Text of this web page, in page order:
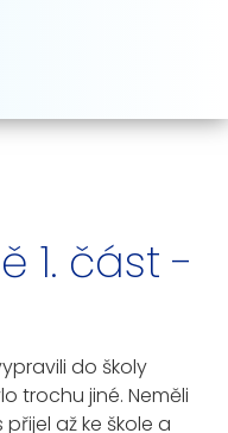
1. část -
do školy
trochu jiné. Neměli
až ke škole a